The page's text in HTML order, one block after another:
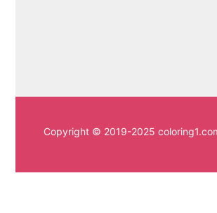
Copyright © 2019-2025